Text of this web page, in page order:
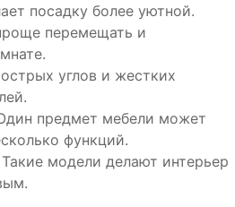
посадку более уютной.
перемещать и
углов и жестких
предмет мебели может
функций.
Такие модели делают интерьер